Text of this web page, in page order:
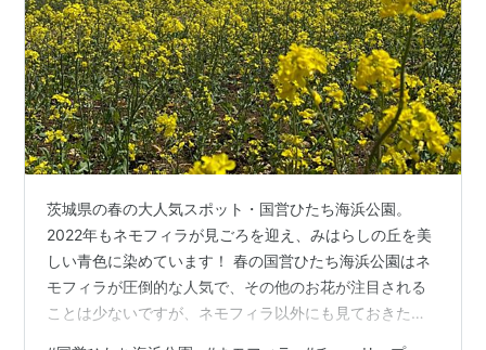
茨城県の春の大人気スポット・国営ひたち海浜公園。
2022年もネモフィラが見ごろを迎え、みはらしの丘を美
しい青色に染めています！ 春の国営ひたち海浜公園はネ
モフィラが圧倒的な人気で、その他のお花が注目される
ことは少ないですが、ネモフィラ以外にも見ておきたい